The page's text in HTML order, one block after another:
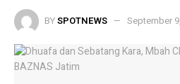
BYSPOTNEWS September